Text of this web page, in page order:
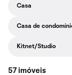
Casa
Casa de
Kitnet/Studio
57 imóveis